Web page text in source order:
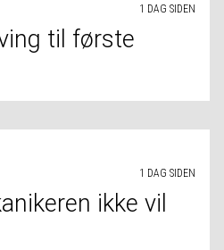
1 DAG SIDEN
til første
1 DAG SIDEN
ikke vil